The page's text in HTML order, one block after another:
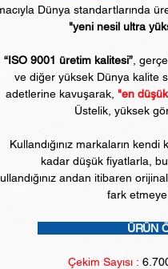
Dünya standartlarında
"yeni nesil ultra
“ISO 9001 üretim kalitesi”,
ve diğer yüksek Dünya kalite
adetlerine kavuşarak, "en
Üstelik, yüksek
Kullandığınız markaların kendi
kadar düşük fiyatlarla,
andan itibaren orijinal
fark etmeye
ÜRÜN
Çekim Sayısı : 6